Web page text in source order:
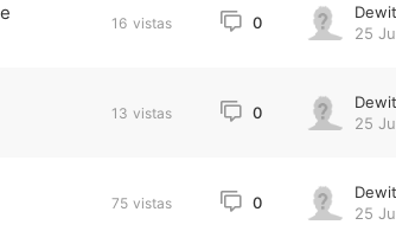
16 vistas 0
25
13 vistas 0
25
75 vistas 0
25